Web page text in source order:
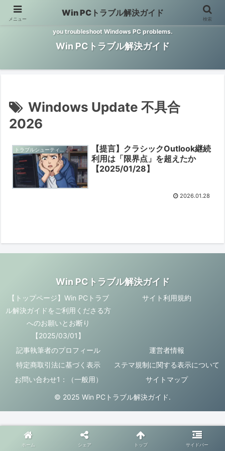
Windows PCのトラブル解決をお手伝いするサイトです。 This site helps
you troubleshoot Windows PC problems.
Win PCトラブル解決ガイド
Windows Update 不具合
2026
【提言】クラシックOutlook継続
利用は「限界点」を超えたか
【2025/01/28】
2026.01.28
Win PCトラブル解決ガイド
【トップページ】Win PCトラブ
ル解決ガイドをご利用くださる方
へのお願いとお断り
【2025/03/01】
サイト利用規約
記事執筆者のプロフィール
運営者情報
特定商取引法に基づく表示
ステマ規制に関する表示について
お問い合わせ1：（一般用）
サイトマップ
© 2025 Win PCトラブル解決ガイド.
メニュー
Win PCトラブル解決ガイド
検索
ホーム シェア トップ サイドバー